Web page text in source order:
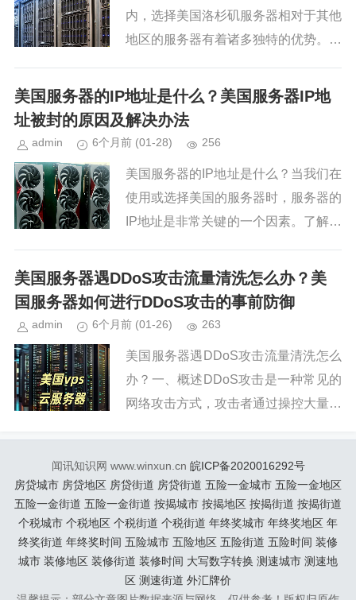
内，选择美国洛杉矶服务器相对于其他
地区的服务器有着诸多独特的优势。无
洛杉矶服务器都以其高效、灵活、定制
化的服务而闻名。接下来，我们将...
美国服务器的IP地址是什么？美国服务器IP地
址被封的原因及解决办法
admin 6个月前 (01-28) 256
美国服务器的IP地址是什么？当我们在
使用或选择美国的服务器时，服务器的
IP地址是非常关键的一个因素。了解和
保网络服务的顺畅和安全至关重要。下
面将详细讨论与美国服务器...
美国服务器遇DDoS攻击流量清洗怎么办？美
国服务器如何进行DDoS攻击的事前防御
admin 6个月前 (01-26) 263
美国服务器遇DDoS攻击流量清洗怎么
办？一、概述DDoS攻击是一种常见的
网络攻击方式，攻击者通过操控大量的
求，最终使服务器瘫痪。对于...
闻讯知识网 www.winxun.cn 皖ICP备2020016292号
房贷城市 房贷地区 房贷街道 房贷街道 五险一金城市 五险一金地区
五险一金街道 五险一金街道 按揭城市 按揭地区 按揭街道 按揭街道
个税城市 个税地区 个税街道 个税街道 年终奖城市 年终奖地区 年
终奖街道 年终奖时间 五险城市 五险地区 五险街道 五险时间 装修
城市 装修地区 装修街道 装修时间 大写数字转换 测速城市 测速地
区 测速街道 外汇牌价